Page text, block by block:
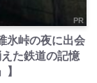
PR
氷峠の夜に出会
た鉄道の記憶